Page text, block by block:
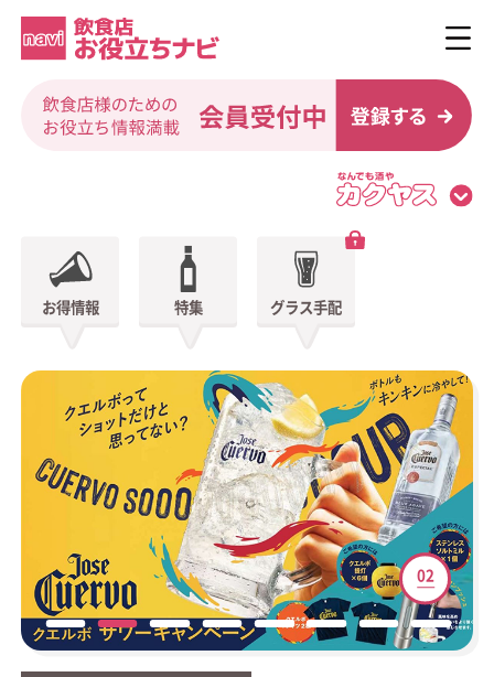
お得情報 特集 グラス手配
01
02
03
04
05
06
07
08